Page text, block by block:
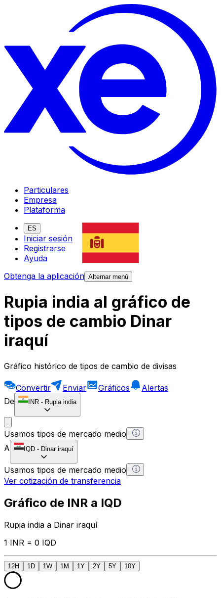
Particulares
Empresa
Plataforma
ES
Iniciar sesión
Registrarse
Ayuda
Obtenga la aplicación Alternar menú
Rupia india al gráfico de
tipos de cambio Dinar
iraquí
Gráfico histórico de tipos de cambio de divisas
Convertir Enviar Gráficos
Alertas
De
INR - Rupia india
Usamos tipos de mercado medio
A
IQD - Dinar iraquí
Usamos tipos de mercado medio
Ver cotización de transferencia
Gráfico de INR a IQD
Rupia india a Dinar iraquí
1 INR = 0 IQD
12H 1D 1W 1M 1Y 2Y 5Y 10Y